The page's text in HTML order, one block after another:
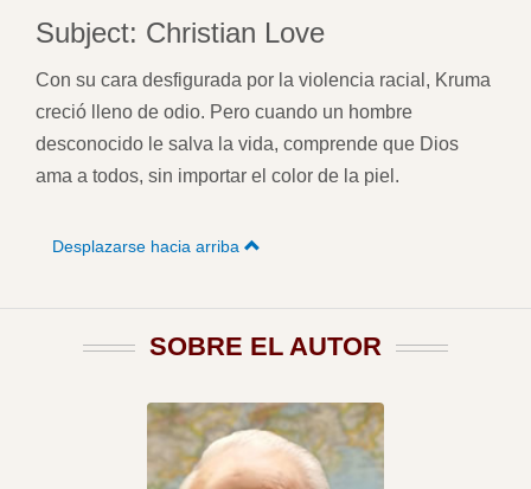
Subject: Christian Love
Con su cara desfigurada por la violencia racial, Kruma
creció lleno de odio. Pero cuando un hombre
desconocido le salva la vida, comprende que Dios
ama a todos, sin importar el color de la piel.
Desplazarse hacia arriba
SOBRE EL AUTOR